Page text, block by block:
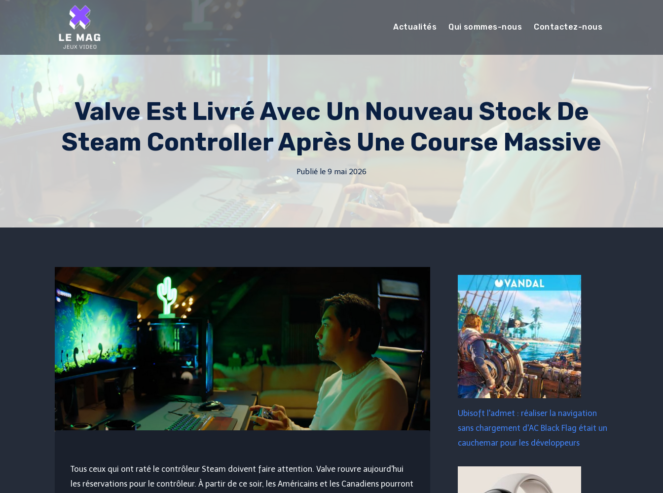
Actualités Qui sommes-nous Contactez-nous
Valve Est Livré Avec Un Nouveau Stock De
Steam Controller Après Une Course Massive
Publié le 9 mai 2026
Tous ceux qui ont raté le contrôleur Steam doivent faire attention. Valve rouvre aujourd'hui
les réservations pour le contrôleur. À partir de ce soir, les Américains et les Canadiens pourront
Ubisoft l'admet : réaliser la navigation
sans chargement d'AC Black Flag était un
cauchemar pour les développeurs